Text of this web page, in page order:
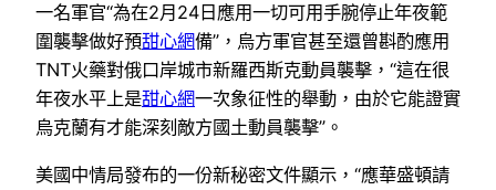
一名軍官“為在2月24日應用一切可用手腕停止年夜範
圍襲擊做好預甜心網備”，烏方軍官甚至還曾斟酌應用
TNT火藥對俄口岸城市新羅西斯克動員襲擊，“這在很
年夜水平上是甜心網一次象征性的舉動，由於它能證實
烏克蘭有才能深刻敵方國土動員襲擊”。
美國中情局發布的一份新秘密文件顯示，“應華盛頓請